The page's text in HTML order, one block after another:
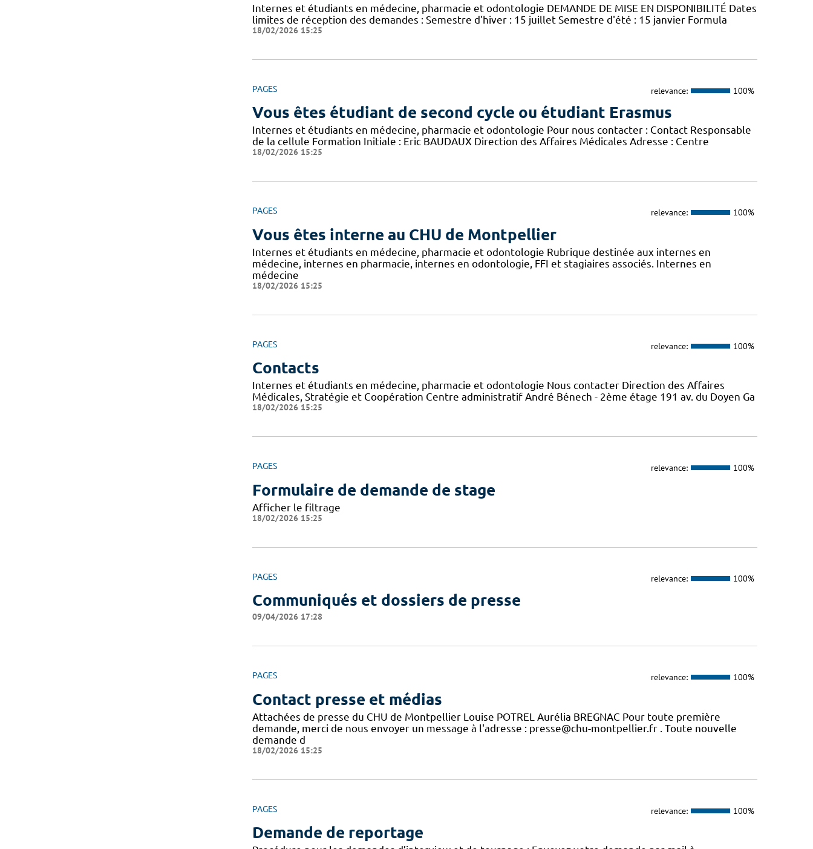
Internes et étudiants en médecine, pharmacie et odontologie DEMANDE DE MISE EN DISPONIBILITÉ Dates
limites de réception des demandes : Semestre d'hiver : 15 juillet Semestre d'été : 15 janvier Formula
18/02/2026 15:25
PAGES relevance: 100%
Vous êtes étudiant de second cycle ou étudiant Erasmus
Internes et étudiants en médecine, pharmacie et odontologie Pour nous contacter : Contact Responsable
de la cellule Formation Initiale : Eric BAUDAUX Direction des Affaires Médicales Adresse : Centre
18/02/2026 15:25
PAGES relevance: 100%
Vous êtes interne au CHU de Montpellier
Internes et étudiants en médecine, pharmacie et odontologie Rubrique destinée aux internes en
médecine, internes en pharmacie, internes en odontologie, FFI et stagiaires associés. Internes en
médecine
18/02/2026 15:25
PAGES relevance: 100%
Contacts
Internes et étudiants en médecine, pharmacie et odontologie Nous contacter Direction des Affaires
Médicales, Stratégie et Coopération Centre administratif André Bénech - 2ème étage 191 av. du Doyen Ga
18/02/2026 15:25
PAGES relevance: 100%
Formulaire de demande de stage
Afficher le filtrage
18/02/2026 15:25
PAGES relevance: 100%
Communiqués et dossiers de presse
09/04/2026 17:28
PAGES relevance: 100%
Contact presse et médias
Attachées de presse du CHU de Montpellier Louise POTREL Aurélia BREGNAC Pour toute première
demande, merci de nous envoyer un message à l'adresse : presse@chu-montpellier.fr . Toute nouvelle
demande d
18/02/2026 15:25
PAGES relevance: 100%
Demande de reportage